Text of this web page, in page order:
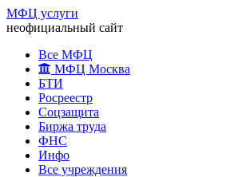
МФЦ услуги
неофициальный сайт
Все МФЦ
МФЦ Москва
БТИ
Росреестр
Соцзащита
Биржа труда
ФНС
Инфо
Все учреждения